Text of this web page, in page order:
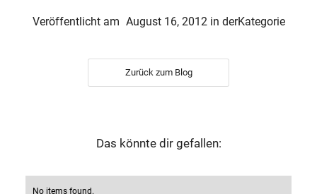
Veröffentlicht am August 16, 2012 in derKategorie
Zurück zum Blog
Das könnte dir gefallen:
No items found.